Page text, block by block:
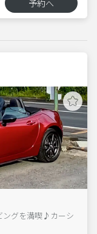
予約へ
ングを満喫♪カーシ